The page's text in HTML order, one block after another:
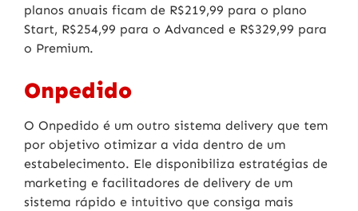
planos anuais ficam de R$219,99 para o plano
Start, R$254,99 para o Advanced e R$329,99 para
o Premium.
Onpedido
O Onpedido é um outro sistema delivery que tem
por objetivo otimizar a vida dentro de um
estabelecimento. Ele disponibiliza estratégias de
marketing e facilitadores de delivery de um
sistema rápido e intuitivo que consiga mais